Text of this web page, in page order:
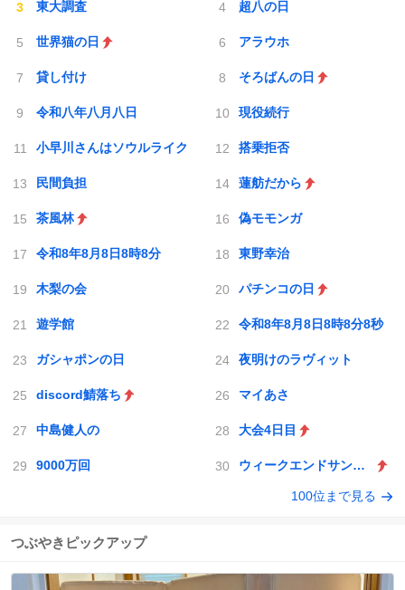
東大調査 超八の日
世界猫の日 アラウホ
貸し付け そろばんの日
令和八年八月八日 現役続行
小早川さんはソウルライク 搭乗拒否
民間負担 蓮舫だから
茶風林 偽モモンガ
令和8年8月8日8時8分 東野幸治
木梨の会 パチンコの日
遊学館 令和8年8月8日8時8分8秒
ガシャポンの日 夜明けのラヴィット
discord鯖落ち マイあさ
中島健人の 大会4日目
9000万回 ウィークエンドサンシャイン
100位まで見る
つぶやきピックアップ